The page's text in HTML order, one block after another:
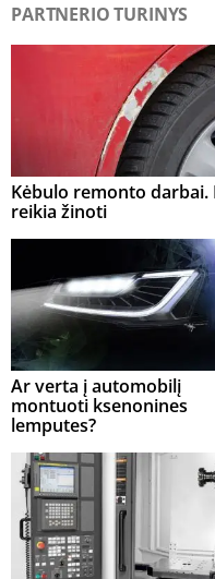
PARTNERIO TURINYS
Kėbulo remonto darbai.
reikia žinoti
Ar verta į automobilį
montuoti ksenonines
lemputes?